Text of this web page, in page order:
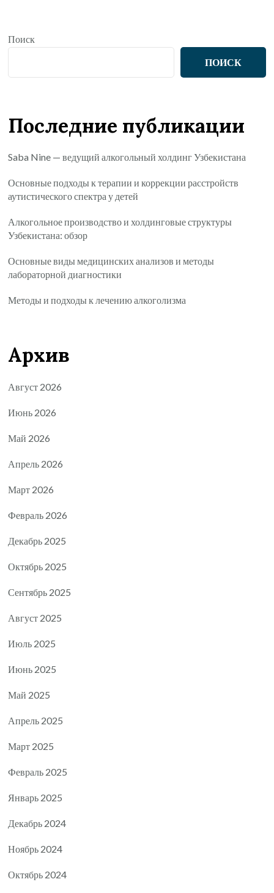
Поиск
ПОИСК
Последние публикации
Saba Nine — ведущий алкогольный холдинг Узбекистана
Основные подходы к терапии и коррекции расстройств
аутистического спектра у детей
Алкогольное производство и холдинговые структуры
Узбекистана: обзор
Основные виды медицинских анализов и методы
лабораторной диагностики
Методы и подходы к лечению алкоголизма
Архив
Август 2026
Июнь 2026
Май 2026
Апрель 2026
Март 2026
Февраль 2026
Декабрь 2025
Октябрь 2025
Сентябрь 2025
Август 2025
Июль 2025
Июнь 2025
Май 2025
Апрель 2025
Март 2025
Февраль 2025
Январь 2025
Декабрь 2024
Ноябрь 2024
Октябрь 2024